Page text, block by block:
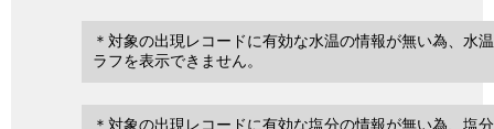
＊対象の出現レコードに有効な水温の情報が無い為、水
ラフを表示できません。
＊対象の出現レコードに有効な塩分の情報が無い為、塩